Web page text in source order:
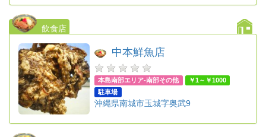
飲食店
中本鮮魚店
本島南部エリア-南部その他
￥1～￥1000
駐車場
沖縄県南城市玉城字奥武9